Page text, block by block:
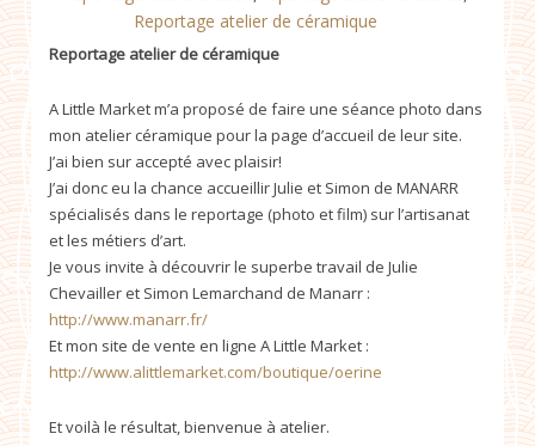
Reportage atelier de céramique
Reportage atelier de céramique
A Little Market m’a proposé de faire une séance photo dans
mon atelier céramique pour la page d’accueil de leur site.
J’ai bien sur accepté avec plaisir!
J’ai donc eu la chance accueillir Julie et Simon de MANARR
spécialisés dans le reportage (photo et film) sur l’artisanat
et les métiers d’art.
Je vous invite à découvrir le superbe travail de Julie
Chevailler et Simon Lemarchand de Manarr :
http://www.manarr.fr/
Et mon site de vente en ligne A Little Market :
http://www.alittlemarket.com/boutique/oerine
Et voilà le résultat, bienvenue à atelier.